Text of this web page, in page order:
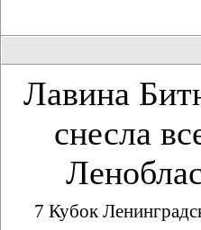
Лавина
снесла
7 Кубок